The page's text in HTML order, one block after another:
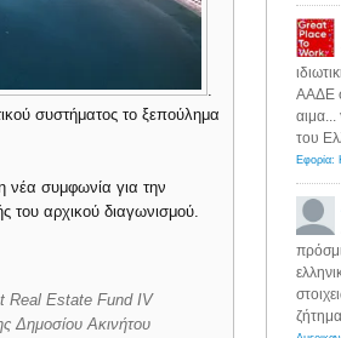
.
συστήματος το ξεπούλημα
συμφωνία για την
του αρχικού διαγωνισμού.
Real Estate Fund IV
Δημοσίου Ακινήτου
ΑΑΔΕ
αιμα...
του